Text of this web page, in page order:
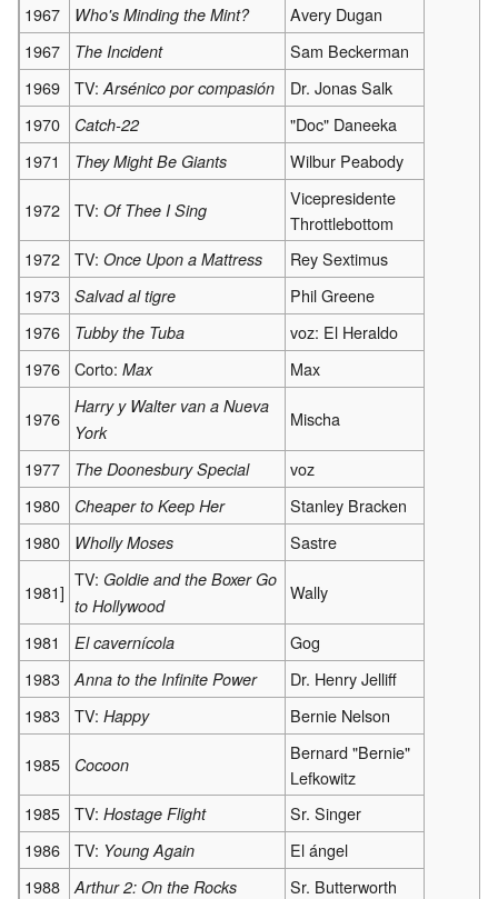
1967
Who's Minding the Mint?
Avery Dugan
1967
The Incident
Sam Beckerman
1969
TV: Arsénico por compasión
Dr. Jonas Salk
1970
Catch-22
"Doc" Daneeka
1971
They Might Be Giants Wilbur Peabody
1972 TV: Of Thee I Sing
Vicepresidente
Throttlebottom
1972
TV: Once Upon a Mattress
Rey Sextimus
1973
Salvad al tigre
Phil Greene
1976
Tubby the Tuba
voz: El Heraldo
1976
Corto: Max Max
1976
Harry y Walter van a Nueva
York
Mischa
1977 The Doonesbury Special
voz
1980
Cheaper to Keep Her
Stanley Bracken
1980
Wholly Moses Sastre
1981]
TV: Goldie and the Boxer Go
to Hollywood
Wally
1981 El cavernícola
Gog
1983
Anna to the Infinite Power
Dr. Henry Jelliff
1983
TV: Happy Bernie Nelson
1985 Cocoon
Bernard "Bernie"
Lefkowitz
1985
TV: Hostage Flight
Sr. Singer
1986
TV: Young Again
El ángel
1988
Arthur 2: On the Rocks Sr. Butterworth